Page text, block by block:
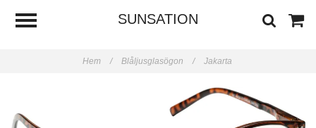
SUNSATION
Hem / Blåljusglasögon / Jakarta